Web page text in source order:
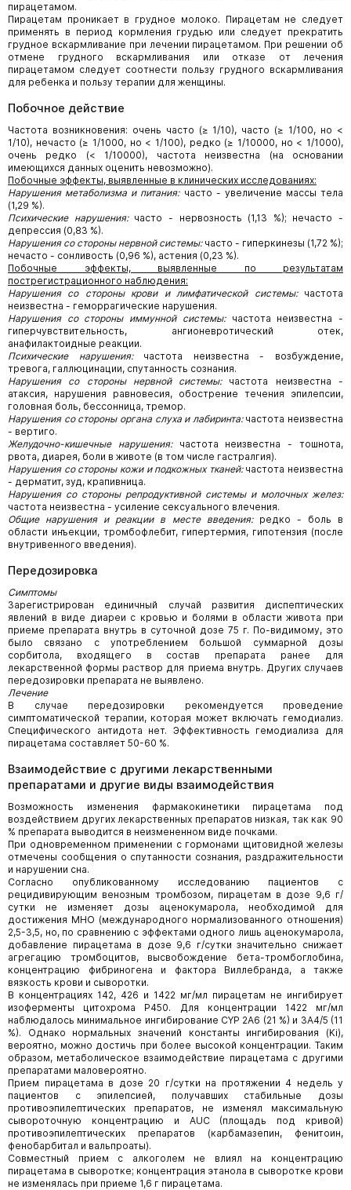
пирацетамом.
Пирацетам проникает в грудное молоко. Пирацетам не следует
применять в период кормления грудью или следует прекратить
грудное вскармливание при лечении пирацетамом. При решении об
отмене грудного вскармливания или отказе от лечения
пирацетамом следует соотнести пользу грудного вскармливания
для ребенка и пользу терапии для женщины.
Побочное действие
Частота возникновения: очень часто (≥ 1/10), часто (≥ 1/100, но <
1/10), нечасто (≥ 1/1000, но < 1/100), редко (≥ 1/10000, но < 1/1000),
очень редко (< 1/10000), частота неизвестна (на основании
имеющихся данных оценить невозможно).
Побочные эффекты, выявленные в клинических исследованиях:
Нарушения метаболизма и питания:часто - увеличение массы тела
(1,29 %).
Психические нарушения:часто - нервозность (1,13 %); нечасто -
депрессия (0,83 %).
Нарушения со стороны нервной системы:часто - гиперкинезы (1,72 %);
нечасто - сонливость (0,96 %), астения (0,23 %).
Побочные эффекты, выявленные по результатам
пострегистрационного наблюдения:
Нарушения со стороны крови и лимфатической системы:частота
неизвестна - геморрагические нарушения.
Нарушения со стороны иммунной системы:частота неизвестна -
гиперчувствительность, ангионевротический отек,
анафилактоидные реакции.
Психические нарушения:частота неизвестна - возбуждение,
тревога, галлюцинации, спутанность сознания.
Нарушения со стороны нервной системы:частота неизвестна -
атаксия, нарушения равновесия, обострение течения эпилепсии,
головная боль, бессонница, тремор.
Нарушения со стороны органа слуха и лабиринта:частота неизвестна
- вертиго.
Желудочно-кишечные нарушения:частота неизвестна - тошнота,
рвота, диарея, боли в животе (в том числе гастралгия).
Нарушения со стороны кожи и подкожных тканей:частота неизвестна
- дерматит, зуд, крапивница.
Нарушения со стороны репродуктивной системы и молочных желез:
частота неизвестна - усиление сексуального влечения.
Общие нарушения и реакции в месте введения:редко - боль в
области инъекции, тромбофлебит, гипертермия, гипотензия (после
внутривенного введения).
Передозировка
Симптомы
Зарегистрирован единичный случай развития диспептических
явлений в виде диареи с кровью и болями в области живота при
приеме препарата внутрь в суточной дозе 75 г. По-видимому, это
было связано с употреблением большой суммарной дозы
сорбитола, входящего в состав препарата ранее для
лекарственной формы раствор для приема внутрь. Других случаев
передозировки препарата не выявлено.
Лечение
В случае передозировки рекомендуется проведение
симптоматической терапии, которая может включать гемодиализ.
Специфического антидота нет. Эффективность гемодиализа для
пирацетама составляет 50-60 %.
Взаимодействие с другими лекарственными
препаратами и другие виды взаимодействия
Возможность изменения фармакокинетики пирацетама под
воздействием других лекарственных препаратов низкая, так как 90
% препарата выводится в неизмененном виде почками.
При одновременном применении с гормонами щитовидной железы
отмечены сообщения о спутанности сознания, раздражительности
и нарушении сна.
Согласно опубликованному исследованию пациентов с
рецидивирующим венозным тромбозом, пирацетам в дозе 9,6 г/
сутки не изменяет дозы аценокумарола, необходимой для
достижения МНО (международного нормализованного отношения)
2,5-3,5, но, по сравнению с эффектами одного лишь аценокумарола,
добавление пирацетама в дозе 9,6 г/сутки значительно снижает
агрегацию тромбоцитов, высвобождение бета-тромбоглобина,
концентрацию фибриногена и фактора Виллебранда, а также
вязкость крови и сыворотки.
В концентрациях 142, 426 и 1422 мг/мл пирацетам не ингибирует
изоферменты цитохрома Р450. Для концентрации 1422 мг/мл
наблюдалось минимальное ингибирование CYP 2А6 (21 %) и 3А4/5 (11
%). Однако нормальных значений константы ингибирования (Ki),
вероятно, можно достичь при более высокой концентрации. Таким
образом, метаболическое взаимодействие пирацетама с другими
препаратами маловероятно.
Прием пирацетама в дозе 20 г/сутки на протяжении 4 недель у
пациентов с эпилепсией, получавших стабильные дозы
противоэпилептических препаратов, не изменял максимальную
сывороточную концентрацию и AUC (площадь под кривой)
противоэпилептических препаратов (карбамазепин, фенитоин,
фенобарбитал и вальпроаты).
Совместный прием с алкоголем не влиял на концентрацию
пирацетама в сыворотке; концентрация этанола в сыворотке крови
не изменялась при приеме 1,6 г пирацетама.